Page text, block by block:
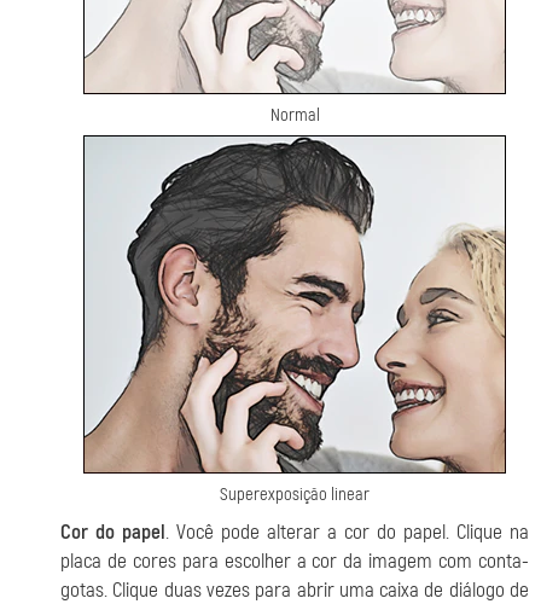
Normal
Superexposição linear
Cor do papel. Você pode alterar a cor do papel. Clique na
placa de cores para escolher a cor da imagem com conta-
gotas. Clique duas vezes para abrir uma caixa de diálogo de